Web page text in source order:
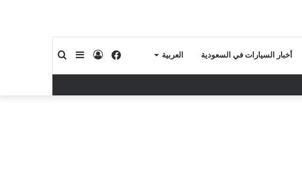
أخبار السيارات في السعودية العربية إضافةتسجيلفيسبوك